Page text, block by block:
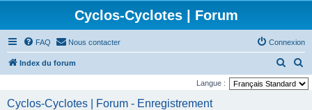
Cyclos-Cyclotes | Forum
FAQ Nous contacter Connexion
Index du forum
e
e
Langue :
Cyclos-Cyclotes | Forum - Enregistrement